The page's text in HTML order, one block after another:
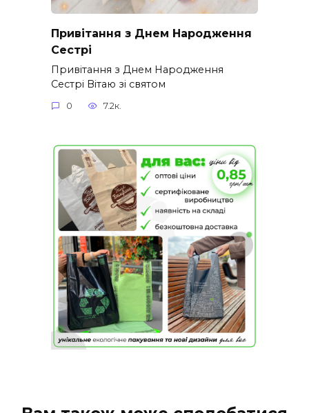
Привітання з Днем Народження
Сестрі
Привітання з Днем Народження
Сестрі Вітаю зі святом
0 7.2к.